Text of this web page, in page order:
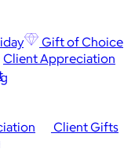
Gift of Choice
Client Gifts
Client Appreciation